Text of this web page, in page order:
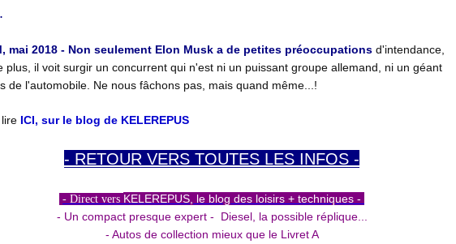
mai 2018 - Non seulement Elon Musk a de petites préoccupations d'intendance,
plus, il voit surgir un concurrent qui n'est ni un puissant groupe allemand, ni un géant
de l'automobile. Ne nous fâchons pas, mais quand même...!
ICI, sur le blog de KELEREPUS
- RETOUR VERS TOUTES LES INFOS -
- Direct vers KELEREPUS, le blog des loisirs + techniques -
- Un compact presque expert - Diesel, la possible réplique...
- Autos de collection mieux que le Livret A